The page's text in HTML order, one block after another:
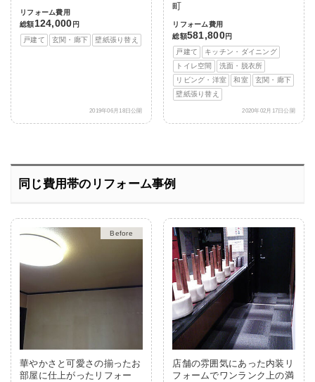
リフォーム費用
総額124,000 円
戸建て
玄関・廊下 壁紙張り替え
2019年06月18日公開
町
リフォーム費用
総額581,800円
戸建て
キッチン・ダイニング
トイレ空間
洗面・脱衣所
リビング・洋室
和室
玄関・廊下
壁紙張り替え
2020年02月17日公開
同じ費用帯のリフォーム事例
After
華やかさと可愛さの揃ったお
部屋に仕上がったリフォー
店舗の雰囲気にあった内装リ
フォームでワンランク上の満